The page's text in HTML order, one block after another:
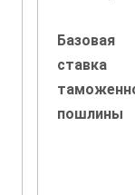
Базовая
ставка
пошлины